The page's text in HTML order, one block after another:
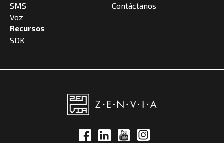
SMS
Voz
Recursos
SDK
Contáctanos